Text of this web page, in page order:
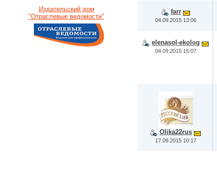
Издательский дом
"Отраслевые ведомости"
farr
04.09.2015 13:06
elenasol-ekolog
04.09.2015 15:07
Olika22rus
17.09.2015 10:17